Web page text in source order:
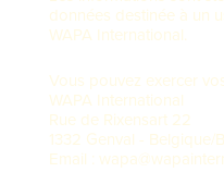
données destinée à un
WAPA International.
Vous pouvez exercer
WAPA International
Rue de Rixensart 22
1332 Genval - Belgique/
Email :